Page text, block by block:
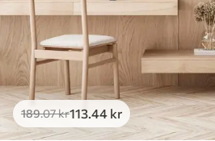
189.07kr113.44 kr